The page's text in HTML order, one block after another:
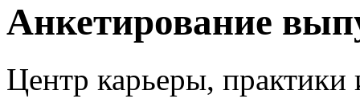
Анкетирование
Центр карьеры,